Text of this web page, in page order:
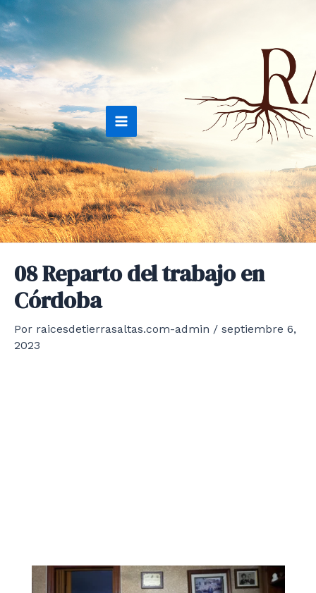
Ir
al
contenido
Main
Menu
08 Reparto del trabajo en
Córdoba
Por raicesdetierrasaltas.com-admin / septiembre 6,
2023